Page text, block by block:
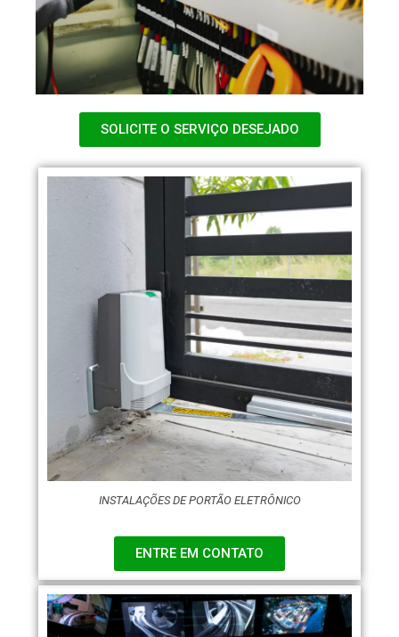
SOLICITE O SERVIÇO DESEJADO
INSTALAÇÕES DE PORTÃO ELETRÔNICO
ENTRE EM CONTATO